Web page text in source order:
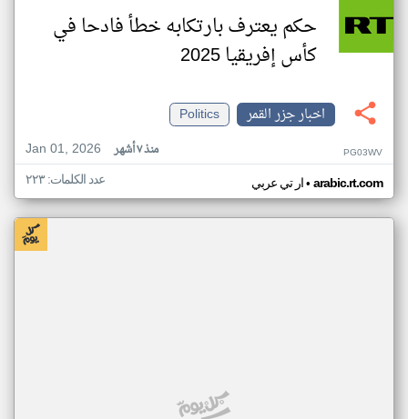
حكم يعترف بارتكابه خطأ فادحا في
كأس إفريقيا 2025
اخبار جزر القمر
Politics
Jan 01, 2026
منذ ٧ أشهر PG03WV
ار تي عربي• arabic.rt.com عدد الكلمات: ٢٢٣